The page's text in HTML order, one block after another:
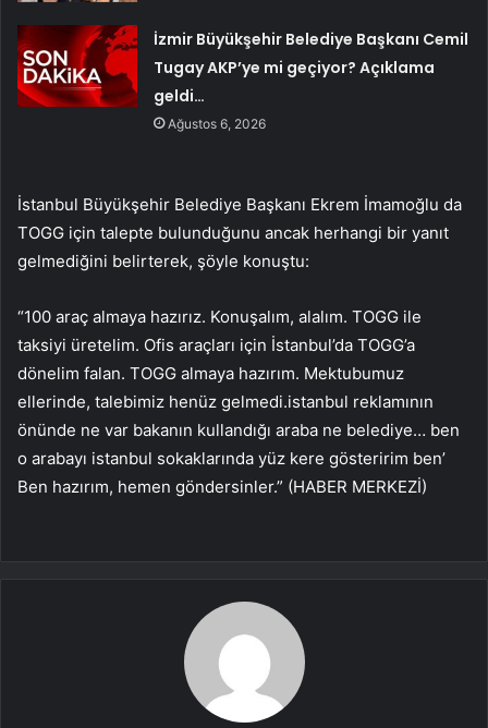
İzmir Büyükşehir Belediye Başkanı Cemil
Tugay AKP’ye mi geçiyor? Açıklama
geldi…
Ağustos 6, 2026
İstanbul Büyükşehir Belediye Başkanı Ekrem İmamoğlu da
TOGG için talepte bulunduğunu ancak herhangi bir yanıt
gelmediğini belirterek, şöyle konuştu:
“100 araç almaya hazırız. Konuşalım, alalım. TOGG ile
taksiyi üretelim. Ofis araçları için İstanbul’da TOGG’a
dönelim falan. TOGG almaya hazırım. Mektubumuz
ellerinde, talebimiz henüz gelmedi.istanbul reklamının
önünde ne var bakanın kullandığı araba ne belediye… ben
o arabayı istanbul sokaklarında yüz kere gösteririm ben’
Ben hazırım, hemen göndersinler.” (HABER MERKEZİ)